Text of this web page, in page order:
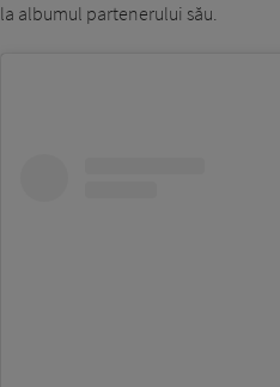
la albumul partenerului său.